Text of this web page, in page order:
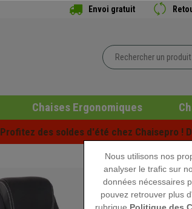
Envoi gratuit
Chaises Ergonomiques
Profitez des soldes d'été chez Chaisepro !
Nous utilisons nos
analyser le trafic sur
données nécessaires
pouvez retrouver plus